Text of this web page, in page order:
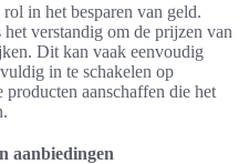
in het besparen van geld.
verstandig om de prijzen van
Dit kan vaak eenvoudig
in te schakelen op
aanschaffen die het
aanbiedingen